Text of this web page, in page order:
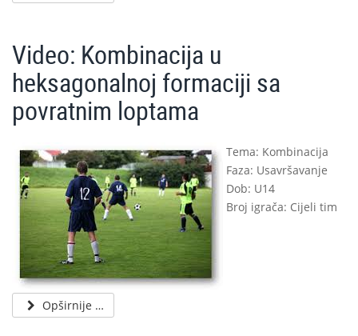
Video: Kombinacija u
heksagonalnoj formaciji sa
povratnim loptama
Tema: Kombinacija
Faza: Usavršavanje
Dob: U14
Broj igrača: Cijeli tim
Opširnije …